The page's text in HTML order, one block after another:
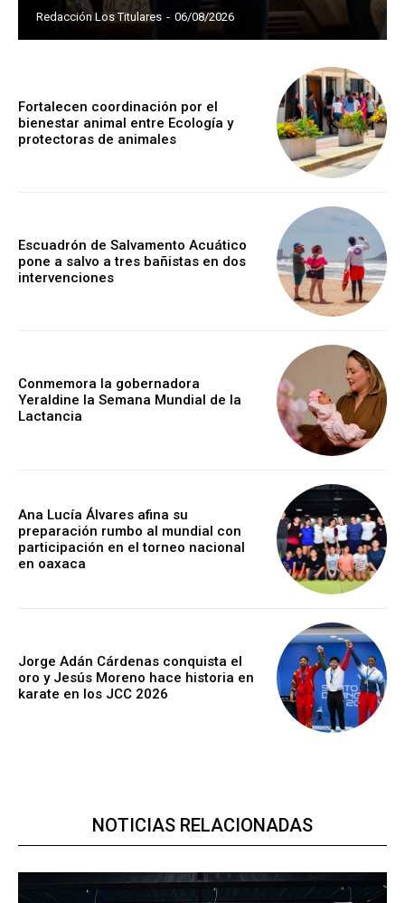
Redacción Los Titulares - 06/08/2026
Fortalecen coordinación por el
bienestar animal entre Ecología y
protectoras de animales
Escuadrón de Salvamento Acuático
pone a salvo a tres bañistas en dos
intervenciones
Conmemora la gobernadora
Yeraldine la Semana Mundial de la
Lactancia
Ana Lucía Álvares afina su
preparación rumbo al mundial con
participación en el torneo nacional
en oaxaca
Jorge Adán Cárdenas conquista el
oro y Jesús Moreno hace historia en
karate en los JCC 2026
NOTICIAS RELACIONADAS